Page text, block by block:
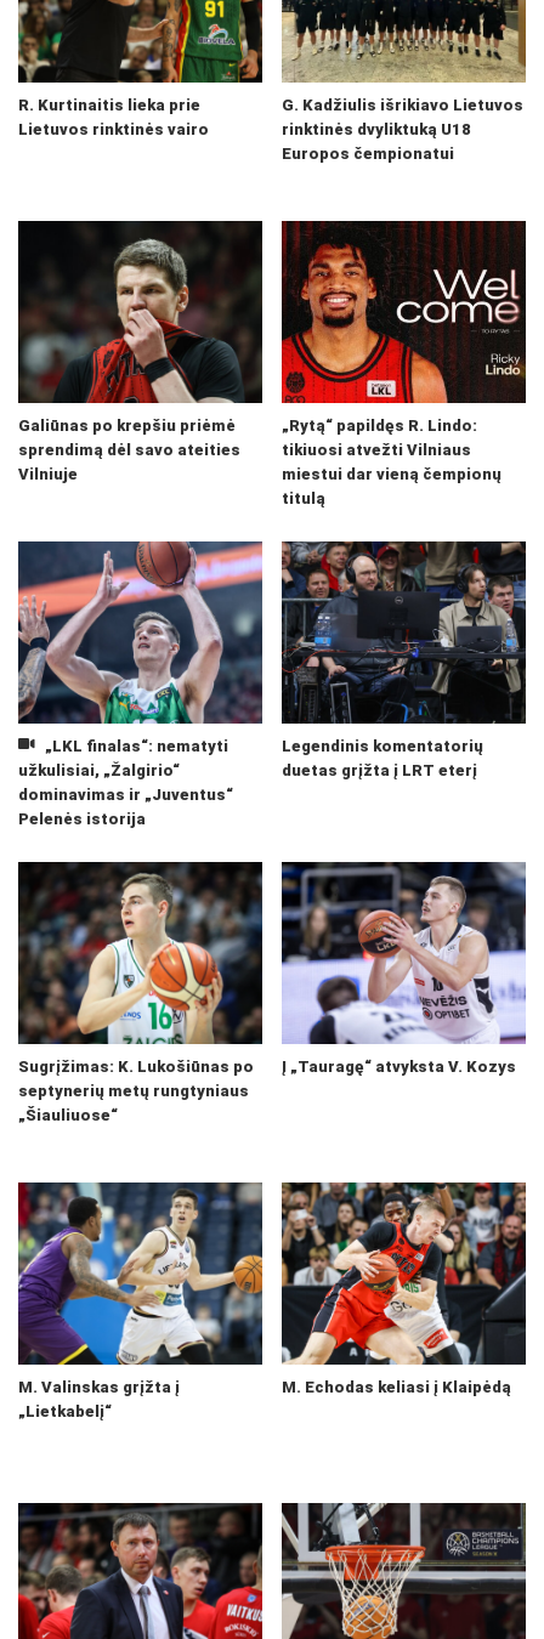
R. Kurtinaitis lieka prie
Lietuvos rinktinės vairo
G. Kadžiulis išrikiavo Lietuvos
rinktinės dvyliktuką U18
Europos čempionatui
Galiūnas po krepšiu priėmė
sprendimą dėl savo ateities
Vilniuje
„Rytą“ papildęs R. Lindo:
tikiuosi atvežti Vilniaus
miestui dar vieną čempionų
titulą
„LKL finalas“: nematyti
užkulisiai, „Žalgirio“
dominavimas ir „Juventus“
Pelenės istorija
Legendinis komentatorių
duetas grįžta į LRT eterį
Sugrįžimas: K. Lukošiūnas po
septynerių metų rungtyniaus
„Šiauliuose“
Į „Tauragę“ atvyksta V. Kozys
M. Valinskas grįžta į
„Lietkabelį“
M. Echodas keliasi į Klaipėdą